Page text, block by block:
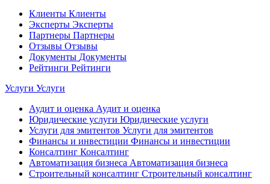
Клиенты Клиенты
Эксперты Эксперты
Партнеры Партнеры
Отзывы Отзывы
Документы Документы
Рейтинги Рейтинги
Услуги Услуги
Аудит и оценка Аудит и оценка
Юридические услуги Юридические услуги
Услуги для эмитентов Услуги для эмитентов
Финансы и инвестиции Финансы и инвестиции
Консалтинг Консалтинг
Автоматизация бизнеса Автоматизация бизнеса
Строительный консалтинг Строительный консалтинг